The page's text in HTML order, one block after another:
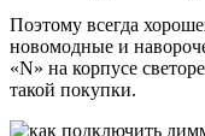
Поэтому всегда
новомодные и
«N» на корпусе
такой покупки.